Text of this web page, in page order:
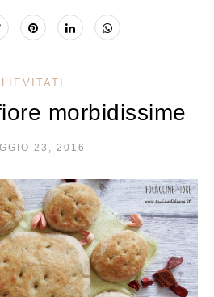
LIEVITATI
morbidissime
23, 2016